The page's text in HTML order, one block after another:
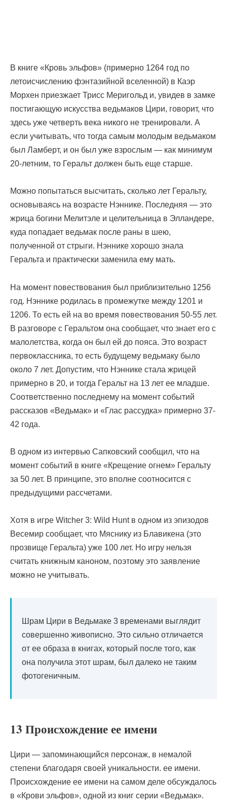
В книге «Кровь эльфов» (примерно 1264 год по
летоисчислению фэнтазийной вселенной) в Каэр
Морхен приезжает Трисс Меригольд и, увидев в замке
постигающую искусства ведьмаков Цири, говорит, что
здесь уже четверть века никого не тренировали. А
если учитывать, что тогда самым молодым ведьмаком
был Ламберт, и он был уже взрослым — как минимум
20-летним, то Геральт должен быть еще старше.
Можно попытаться высчитать, сколько лет Геральту,
основываясь на возрасте Нэннике. Последняя — это
жрица богини Мелитэле и целительница в Элландере,
куда попадает ведьмак после раны в шею,
полученной от стрыги. Нэннике хорошо знала
Геральта и практически заменила ему мать.
На момент повествования был приблизительно 1256
год. Нэннике родилась в промежутке между 1201 и
1206. То есть ей на во время повествования 50-55 лет.
В разговоре с Геральтом она сообщает, что знает его с
малолетства, когда он был ей до пояса. Это возраст
первоклассника, то есть будущему ведьмаку было
около 7 лет. Допустим, что Нэннике стала жрицей
примерно в 20, и тогда Геральт на 13 лет ее младше.
Соответственно последнему на момент событий
рассказов «Ведьмак» и «Глас рассудка» примерно 37-
42 года.
В одном из интервью Сапковский сообщил, что на
момент событий в книге «Крещение огнем» Геральту
за 50 лет. В принципе, это вполне соотносится с
предыдущими рассчетами.
Хотя в игре Witcher 3: Wild Hunt в одном из эпизодов
Весемир сообщает, что Мяснику из Блавикена (это
прозвище Геральта) уже 100 лет. Но игру нельзя
считать книжным каноном, поэтому это заявление
можно не учитывать.
Шрам Цири в Ведьмаке 3 временами выглядит
совершенно живописно. Это сильно отличается
от ее образа в книгах, который после того, как
она получила этот шрам, был далеко не таким
фотогеничным.
13 Происхождение ее имени
Цири — запоминающийся персонаж, в немалой
степени благодаря своей уникальности. ее имени.
Происхождение ее имени на самом деле обсуждалось
в «Крови эльфов», одной из книг серии «Ведьмак».